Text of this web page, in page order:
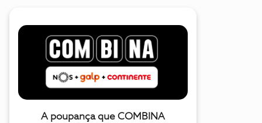
A poupança que COMBINA